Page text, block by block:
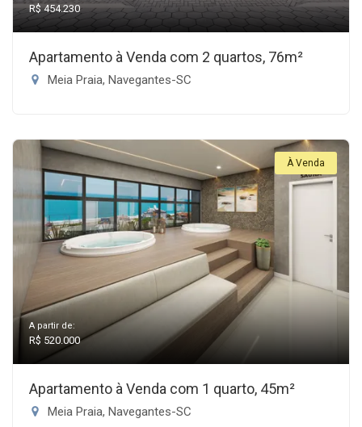
R$ 454.230
Apartamento à Venda com 2 quartos, 76m²
Meia Praia, Navegantes-SC
À Venda
A partir de:
R$ 520.000
Apartamento à Venda com 1 quarto, 45m²
Meia Praia, Navegantes-SC